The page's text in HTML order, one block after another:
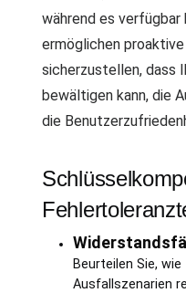
während es
ermöglichen proaktive
sicherzustellen, dass
bewältigen kann, die
die
Beurteilen Sie,
Ausfallszenarien